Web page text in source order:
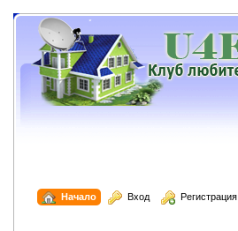
Начало Вход Регистрация